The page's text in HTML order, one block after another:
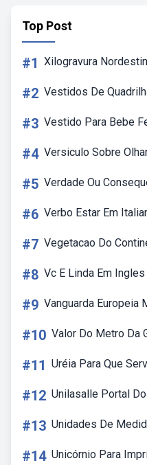
Top Post
#1 Xilogravura
#2 Vestidos De
#3 Vestido Para Bebe
#4 Versiculo Sobre
#5 Verdade Ou
#6 Verbo Estar Em
#7 Vegetacao Do
#8 Vc E Linda Em Ingles
#9 Vanguarda Europeia
#10 Valor Do Metro Da
#11 Uréia Para Que
#12 Unilasalle Portal
#13 Unidades De
#14 Unicórnio Para